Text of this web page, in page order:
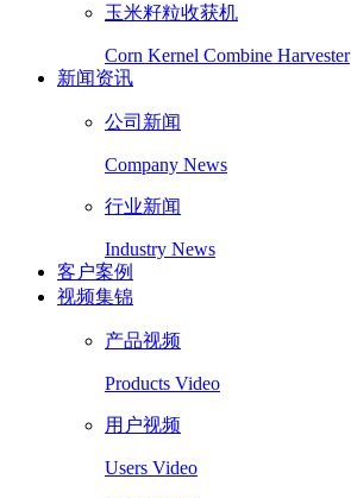
玉米籽粒收获机
Corn Kernel Combine Harvester
新闻资讯
公司新闻
Company News
行业新闻
Industry News
客户案例
视频集锦
产品视频
Products Video
用户视频
Users Video